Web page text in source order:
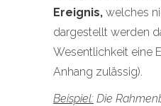
Ereignis, welches
dargestellt werden
Wesentlichkeit eine
Anhang zulässig).
Beispiel: Die